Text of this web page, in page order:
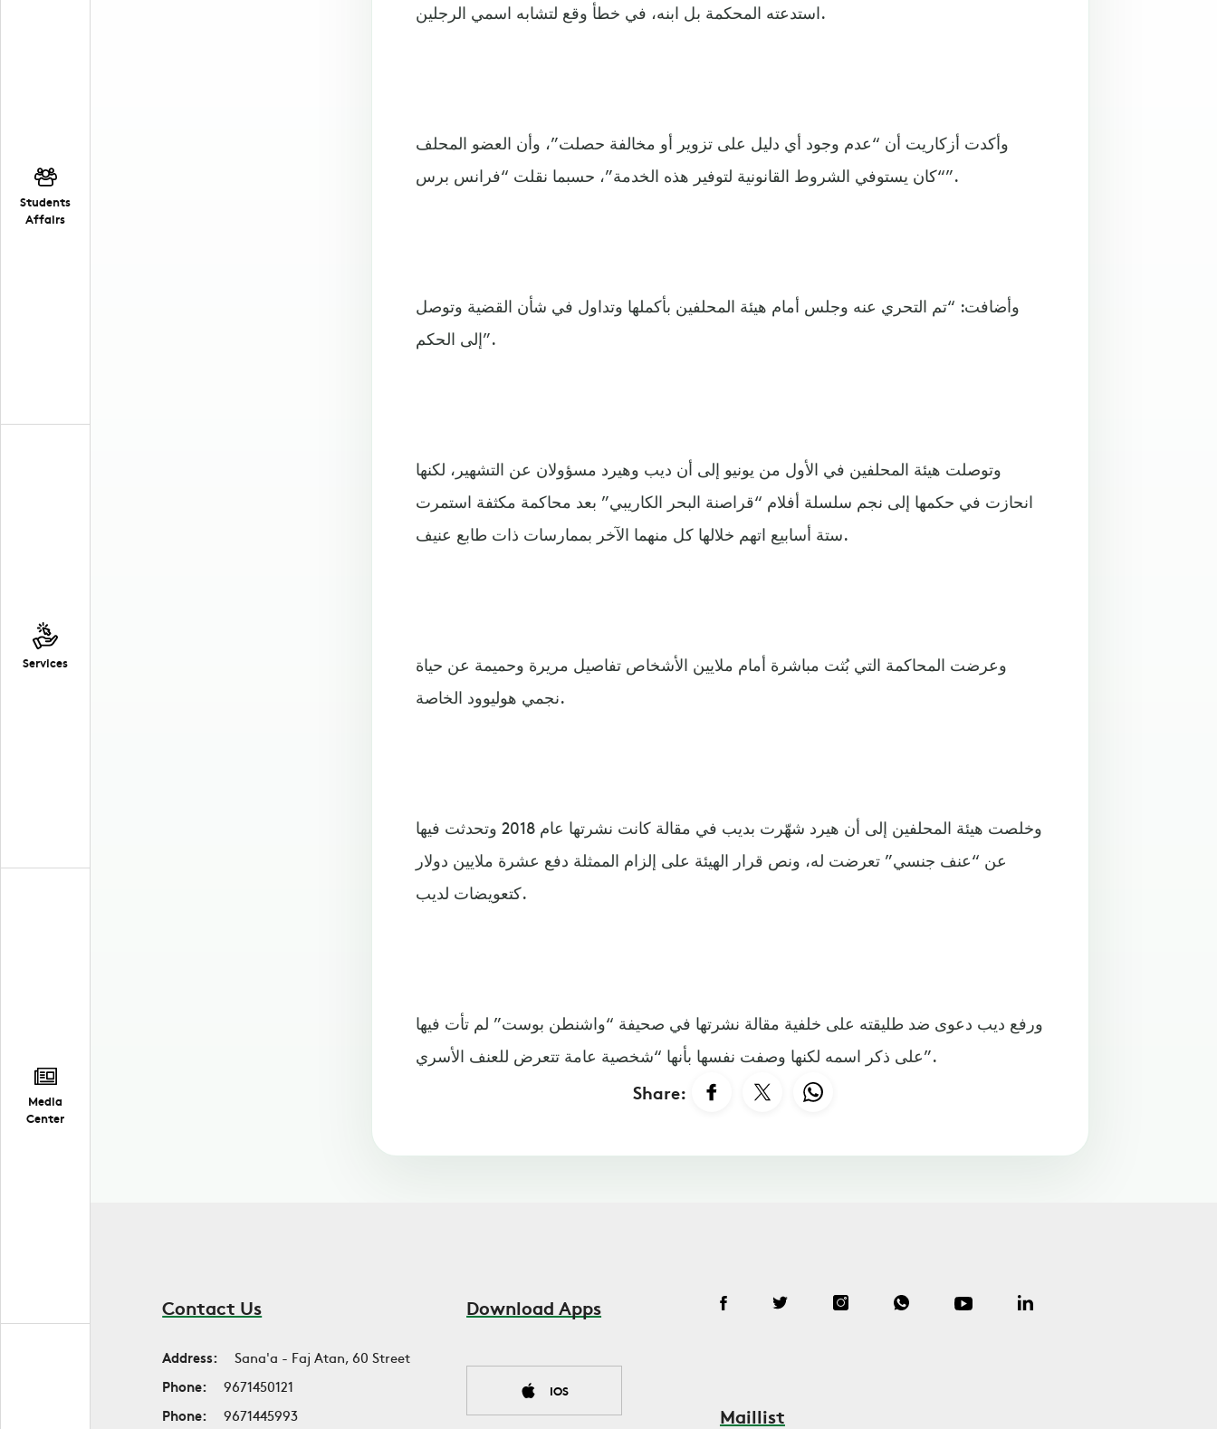
Students
Affairs
Services
Media
Center
استدعته المحكمة بل ابنه، في خطأ وقع لتشابه اسمي الرجلين.
وأكدت أزكاريت أن “عدم وجود أي دليل على تزوير أو مخالفة حصلت”، وأن العضو المحلف
“كان يستوفي الشروط القانونية لتوفير هذه الخدمة”، حسبما نقلت “فرانس برس”.
وأضافت: “تم التحري عنه وجلس أمام هيئة المحلفين بأكملها وتداول في شأن القضية وتوصل
إلى الحكم”.
وتوصلت هيئة المحلفين في الأول من يونيو إلى أن ديب وهيرد مسؤولان عن التشهير، لكنها
انحازت في حكمها إلى نجم سلسلة أفلام “قراصنة البحر الكاريبي” بعد محاكمة مكثفة استمرت
ستة أسابيع اتهم خلالها كل منهما الآخر بممارسات ذات طابع عنيف.
وعرضت المحاكمة التي بُثت مباشرة أمام ملايين الأشخاص تفاصيل مريرة وحميمة عن حياة
نجمي هوليوود الخاصة.
وخلصت هيئة المحلفين إلى أن هيرد شهّرت بديب في مقالة كانت نشرتها عام 2018 وتحدثت فيها
عن “عنف جنسي” تعرضت له، ونص قرار الهيئة على إلزام الممثلة دفع عشرة ملايين دولار
كتعويضات لديب.
ورفع ديب دعوى ضد طليقته على خلفية مقالة نشرتها في صحيفة “واشنطن بوست” لم تأت فيها
على ذكر اسمه لكنها وصفت نفسها بأنها “شخصية عامة تتعرض للعنف الأسري”.
Share:
Contact Us
Address:
Sana'a - Faj Atan, 60 Street
Phone:
9671450121
Phone:
9671445993
Download Apps
IOS
Maillist